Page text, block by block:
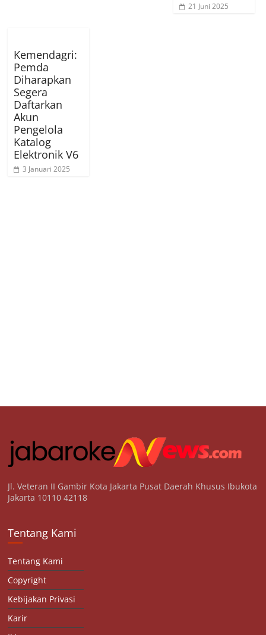
21 Juni 2025
Kemendagri:
Pemda
Diharapkan
Segera
Daftarkan
Akun
Pengelola
Katalog
Elektronik V6
3 Januari 2025
Jl. Veteran II Gambir Kota Jakarta Pusat Daerah Khusus Ibukota
Jakarta 10110 42118
Tentang Kami
Tentang Kami
Copyright
Kebijakan Privasi
Karir